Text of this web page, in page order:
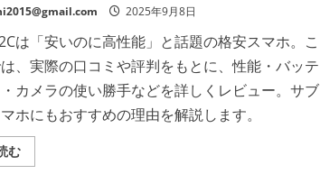
2025年9月8日
は「安いのに高性能」と話題の格安スマホ。こ
、実際の口コミや評判をもとに、性能・バッテ
カメラの使い勝手などを詳しくレビュー。サブ
ホにもおすすめの理由を解説します。
むRedmi
12C